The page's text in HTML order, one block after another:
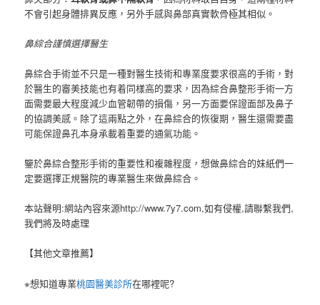
不會引起身體排異反應，另外手感與鼻部真實軟骨極其相似。
鼻綜合謹慎選擇醫生
鼻綜合手術並不只是一種對醫生技術和專業度要求很高的手術，對
於醫生的審美技能也有着同樣高的要求，因為綜合鼻整形手術一方
面需要最大程度減少血管韌帶的損傷，另一方面要保證面部及鼻子
的協調美感。除了這兩點之外，在鼻綜合的恢復期，醫生還需要盡
可能保證鼻孔本身承載着重要的通氣功能。
鑒於鼻綜合整形手術的重要性和複雜程度，想做鼻綜合的妹紙們一
定要選擇正規醫院的專業醫生來做鼻綜合。
本站聲明:網站內容來源http://www.7y7.com,如有侵權,請聯繫我們,
我們將及時處理
【其他文章推薦】
※想知道專業桃園醫美診所在哪裡呢?